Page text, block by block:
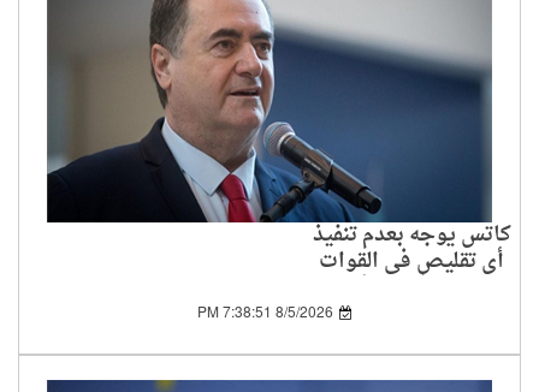
كاتس يوجه بعدم تنفيذ
أي تقليص في القوات
المنتشرة في غلاف غزة
8/5/2026 7:38:51 PM